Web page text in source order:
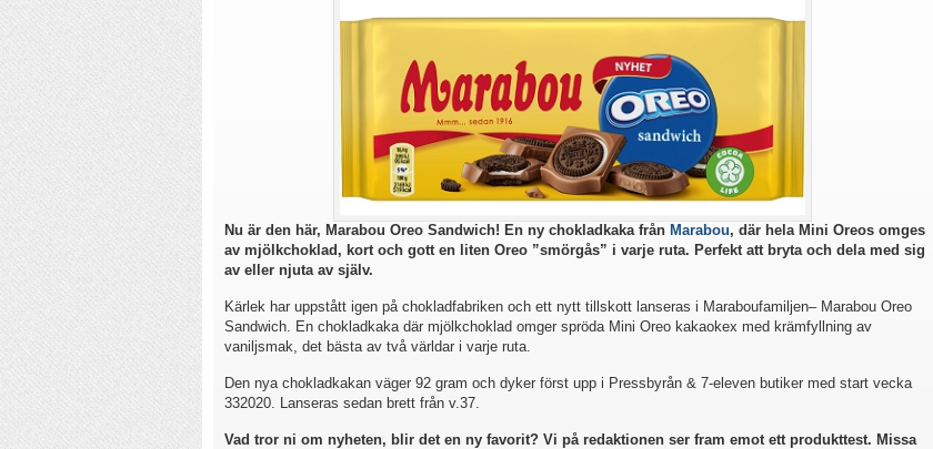
Nu är den här, Marabou Oreo Sandwich! En ny chokladkaka från Marabou, där hela Mini Oreos omges
av mjölkchoklad, kort och gott en liten Oreo ”smörgås” i varje ruta. Perfekt att bryta och dela med sig
av eller njuta av själv.
Kärlek har uppstått igen på chokladfabriken och ett nytt tillskott lanseras i Maraboufamiljen– Marabou Oreo
Sandwich. En chokladkaka där mjölkchoklad omger spröda Mini Oreo kakaokex med krämfyllning av
vaniljsmak, det bästa av två världar i varje ruta.
Den nya chokladkakan väger 92 gram och dyker först upp i Pressbyrån & 7-eleven butiker med start vecka
332020. Lanseras sedan brett från v.37.
Vad tror ni om nyheten, blir det en ny favorit? Vi på redaktionen ser fram emot ett produkttest. Missa